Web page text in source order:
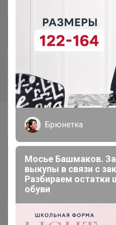
Хиты продаж
Информация о
лишь членам
Показать
Брюнетка
Мосье Башмаков.
выкупы в связи с
Разбираем
обуви